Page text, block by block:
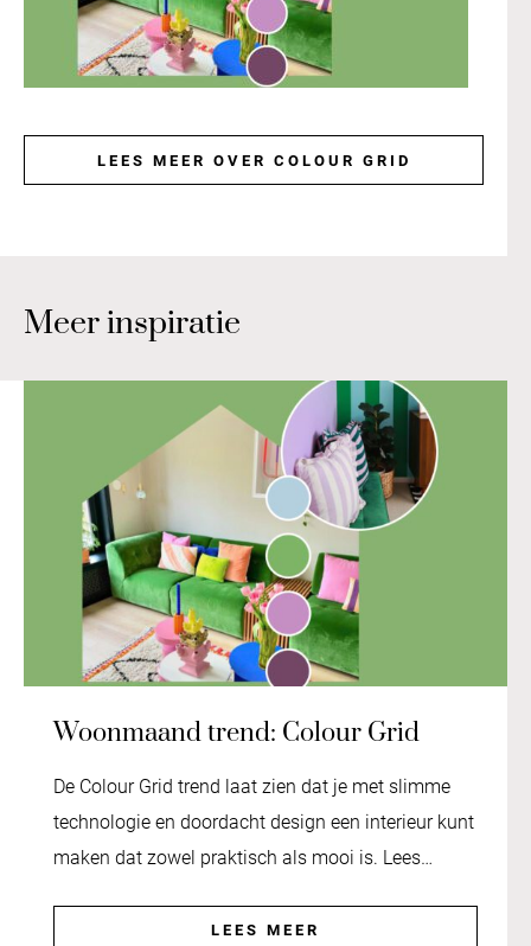
LEES MEER OVER COLOUR GRID
Meer inspiratie
Woonmaand trend: Colour Grid
De Colour Grid trend laat zien dat je met slimme
technologie en doordacht design een interieur kunt
maken dat zowel praktisch als mooi is. Lees…
LEES MEER